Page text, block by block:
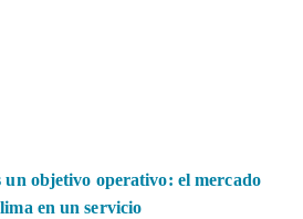
objetivo operativo: el mercado
en un servicio